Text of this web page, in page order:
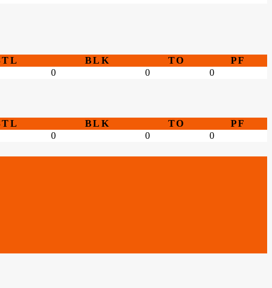
BLK TO
PF
0 0 0
BLK TO
PF
0 0 0